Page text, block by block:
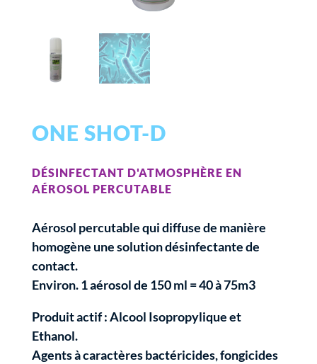
ONE SHOT-D
DÉSINFECTANT D'ATMOSPHÈRE EN
AÉROSOL PERCUTABLE
Aérosol percutable qui diffuse de manière
homogène une solution désinfectante de
contact.
Environ. 1 aérosol de 150 ml = 40 à 75m3
Produit actif :Alcool Isopropylique et
Ethanol.
Agents à caractères bactéricides, fongicides